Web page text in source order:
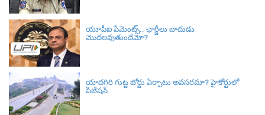
యూపీఐ పేమెంట్స్.. ఛార్జీలు బాదుడు
మొదలవుతుందేమో?
యాదగిరి గుట్ట బోర్డు ఏర్పాటు అవసరమా? హైకోర్టులో
పిటిషన్‌